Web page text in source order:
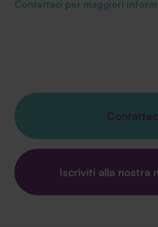
Contattaci per maggiori
Iscriviti alla nostra